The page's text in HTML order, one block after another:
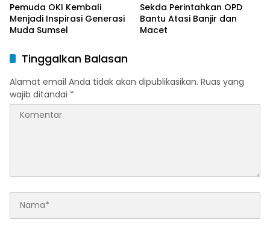
Pemuda OKI Kembali
Menjadi Inspirasi Generasi
Muda Sumsel
Sekda Perintahkan OPD
Bantu Atasi Banjir dan
Macet
Tinggalkan Balasan
Alamat email Anda tidak akan dipublikasikan. Ruas yang
wajib ditandai *